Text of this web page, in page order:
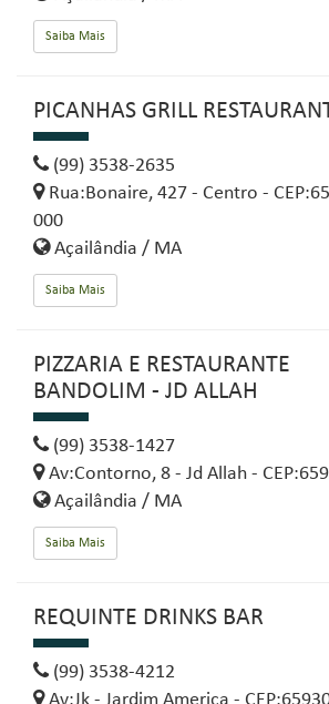
Saiba Mais
PICANHAS GRILL
(99) 3538-2635
Rua:Bonaire, 427 - Centro -
000
Açailândia / MA
Saiba Mais
PIZZARIA E RESTAURANTE
BANDOLIM - JD ALLAH
(99) 3538-1427
Av:Contorno, 8 - Jd Allah -
Açailândia / MA
Saiba Mais
REQUINTE DRINKS BAR
(99) 3538-4212
Av:Jk - Jardim America -